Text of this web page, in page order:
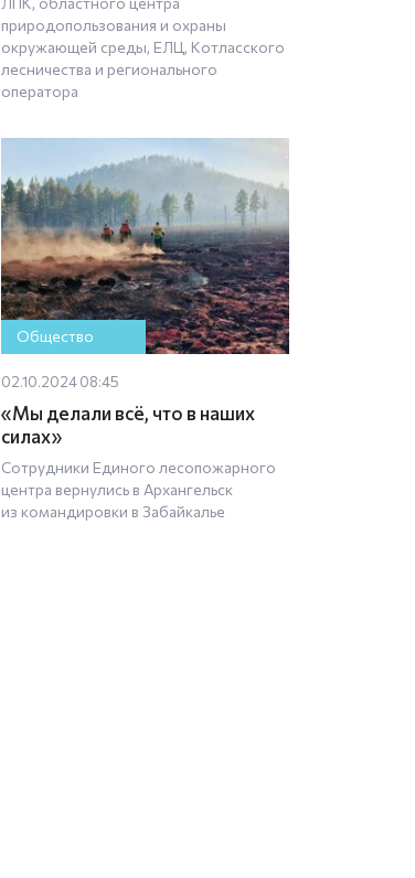
природопользования и охраны
окружающей среды, ЕЛЦ, Котласского
лесничества и регионального
оператора
Общество
02.10.2024 08:45
«Мы делали всё, что в наших
силах»
Сотрудники Единого лесопожарного
центра вернулись в Архангельск
из командировки в Забайкалье